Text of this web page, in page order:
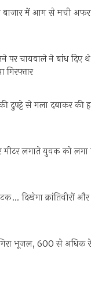
में आग से मची
पर चायवाले ने बांध दिए
गिरफ्तार
की दुपट्टे से गला दबाकर
लगाते युवक को
दिखेगा क्रांतिवीरों और
भूजल, 600 से अधिक रेन